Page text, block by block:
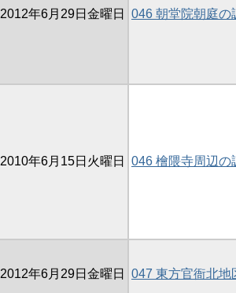
2012年6月29日金曜日 046 朝堂院朝庭
2010年6月15日火曜日 046 檜隈寺周辺の
2012年6月29日金曜日 047 東方官衙北